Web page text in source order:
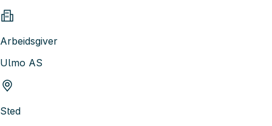
Arbeidsgiver
Ulmo AS
Sted